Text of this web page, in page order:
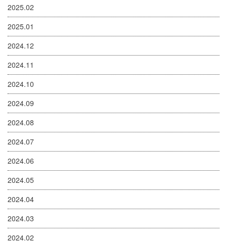
2025.02
2025.01
2024.12
2024.11
2024.10
2024.09
2024.08
2024.07
2024.06
2024.05
2024.04
2024.03
2024.02